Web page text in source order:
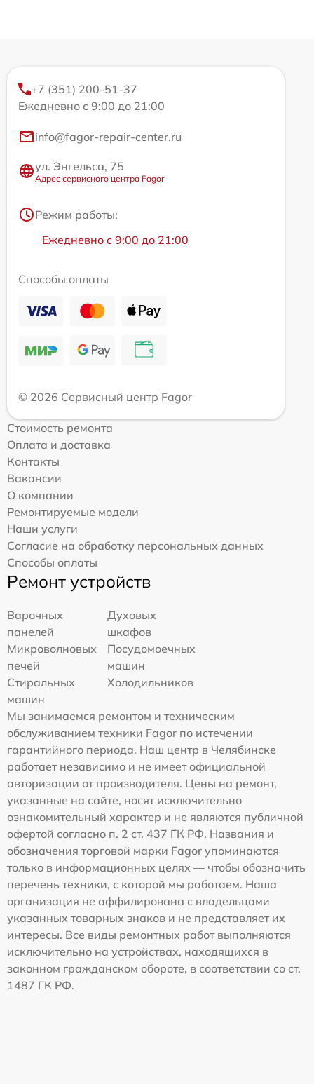
+7 (351) 200-51-37
Ежедневно с 9:00 до 21:00
info@fagor-repair-center.ru
ул. Энгельса, 75
Адрес сервисного центра Fagor
Режим работы:
Ежедневно с 9:00 до 21:00
Способы оплаты
© 2026 Сервисный центр Fagor
Стоимость ремонта
Оплата и доставка
Контакты
Вакансии
О компании
Ремонтируемые модели
Наши услуги
Согласие на обработку персональных данных
Способы оплаты
Ремонт устройств
Варочных
панелей
Духовых
шкафов
Микроволновых
печей
Посудомоечных
машин
Стиральных
машин
Холодильников
Мы занимаемся ремонтом и техническим
обслуживанием техники Fagor по истечении
гарантийного периода. Наш центр в Челябинске
работает независимо и не имеет официальной
авторизации от производителя. Цены на ремонт,
указанные на сайте, носят исключительно
ознакомительный характер и не являются публичной
офертой согласно п. 2 ст. 437 ГК РФ. Названия и
обозначения торговой марки Fagor упоминаются
только в информационных целях — чтобы обозначить
перечень техники, с которой мы работаем. Наша
организация не аффилирована с владельцами
указанных товарных знаков и не представляет их
интересы. Все виды ремонтных работ выполняются
исключительно на устройствах, находящихся в
законном гражданском обороте, в соответствии со ст.
1487 ГК РФ.